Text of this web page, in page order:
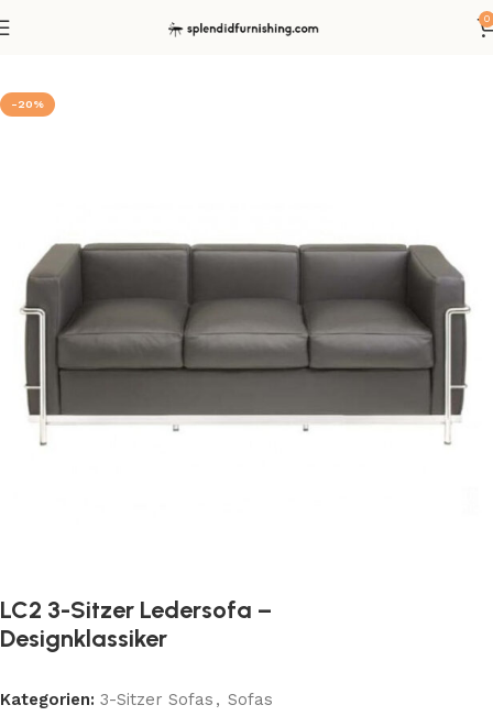
0
-20%
LC2 3-Sitzer Ledersofa –
Designklassiker
Kategorien: 3-Sitzer Sofas , Sofas